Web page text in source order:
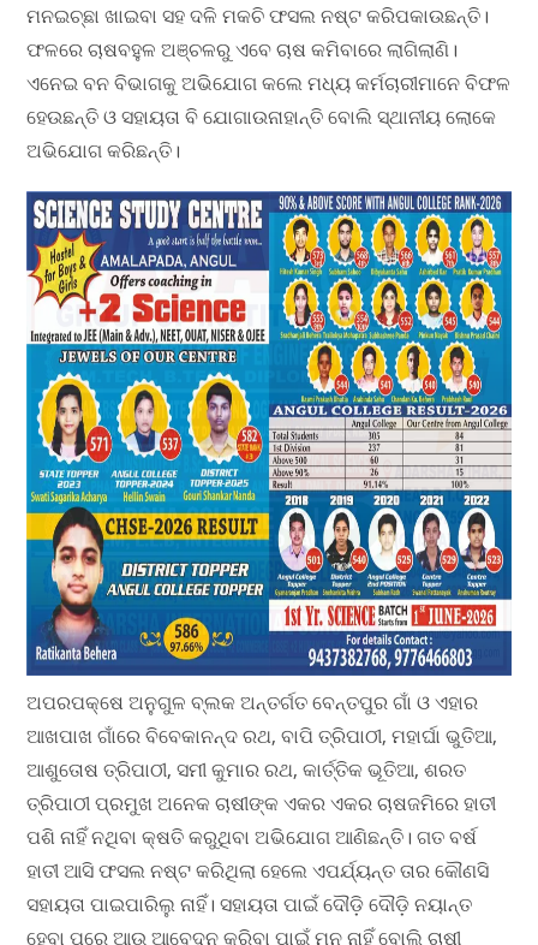
ମନଇଚ୍ଛା ଖାଇବା ସହ ଦଳି ମକଚି ଫସଲ ନଷ୍ଟ କରିପକାଉଛନ୍ତି।
ଫଳରେ ଚାଷବହୁଳ ଅଞ୍ଚଳରୁ ଏବେ ଚାଷ କମିବାରେ ଲାଗିଲାଣି।
ଏନେଇ ବନ ବିଭାଗକୁ ଅଭିଯୋଗ କଲେ ମଧ୍ୟ କର୍ମଚାରୀମାନେ ବିଫଳ
ହେଉଛନ୍ତି ଓ ସହାୟତା ବି ଯୋଗାଉନାହାନ୍ତି ବୋଲି ସ୍ଥାନୀୟ ଲୋକେ
ଅଭିଯୋଗ କରିଛନ୍ତି।
ଅପରପକ୍ଷେ ଅନୁଗୁଳ ବ୍ଲକ ଅନ୍ତର୍ଗତ ବେନ୍ତପୁର ଗାଁ ଓ ଏହାର
ଆଖପାଖ ଗାଁରେ ବିବେକାନନ୍ଦ ରଥ, ବାପି ତ୍ରିପାଠୀ, ମହାର୍ଘା ଭୁତିଆ,
ଆଶୁତୋଷ ତ୍ରିପାଠୀ, ସମୀ କୁମାର ରଥ, କାର୍ତ୍ତିକ ଭୂତିଆ, ଶରତ
ତ୍ରିପାଠୀ ପ୍ରମୁଖ ଅନେକ ଚାଷୀଙ୍କ ଏକର ଏକର ଚାଷଜମିରେ ହାତୀ
ପଶି ନାହିଁ ନଥିବା କ୍ଷତି କରୁଥିବା ଅଭିଯୋଗ ଆଣିଛନ୍ତି। ଗତ ବର୍ଷ
ହାତୀ ଆସି ଫସଲ ନଷ୍ଟ କରିଥିଲା ହେଲେ ଏପର୍ଯ୍ୟନ୍ତ ତାର କୌଣସି
ସହାୟତା ପାଇପାରିଲୁ ନାହିଁ। ସହାୟତା ପାଇଁ ଦୌଡ଼ି ଦୌଡ଼ି ନୟାନ୍ତ
ହେବା ପରେ ଆଉ ଆବେଦନ କରିବା ପାଇଁ ମନ ନାହିଁ ବୋଲି ଚାଷୀ